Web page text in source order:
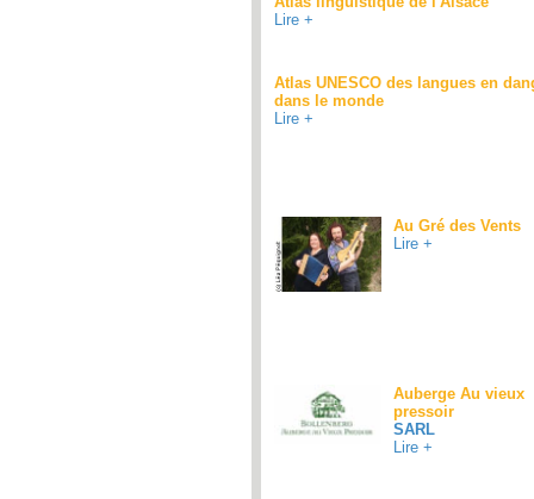
Lire +
Atlas UNESCO des langues en
dans le monde
Lire +
Au Gré des Vents
Lire +
Auberge Au vieux
pressoir
SARL
Lire +